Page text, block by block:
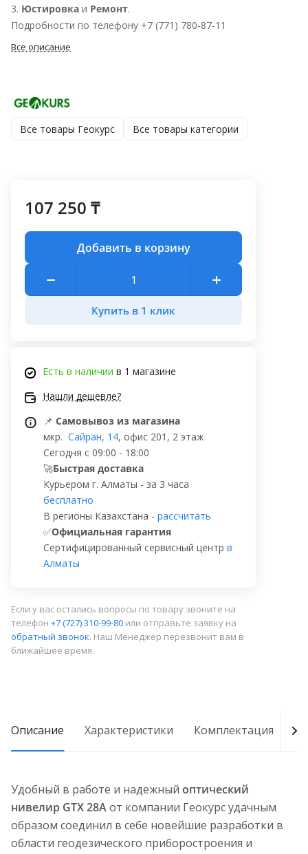
3. Юстировка и Ремонт.
Подробности по телефону +7 (771) 780-87-11
Все описание
Все товары Геокурс Все товары категории
107 250 ₸
Добавить в корзину
Купить в 1 клик
Есть в наличии в 1 магазине
Нашли дешевле?
📌 Самовывоз из магазина
мкр. Сайран, 14, офис 201, 2 этаж
Сегодня с 09:00 - 18:00
🚀Быстрая доставка
Курьером г. Алматы - за 3 часа
бесплатно
В регионы Казахстана - рассчитать
✅Официальная гарантия
Сертифицированный сервисный центр в
Алматы
Если у вас остались вопросы по товару звоните на
телефон +7 (727) 310-99-80 или отправьте заявку на
обратный звонок. Наш Менеджер перезвонит вам в
ближайшее время.
Описание Характеристики Комплектация
Удобный в работе и надежный оптический
нивелир GTX 28Aот компании Геокурс удачным
образом соединил в себе новейшие разработки в
области геодезического приборостроения и